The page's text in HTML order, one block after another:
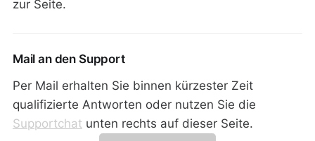
zur Seite.
Mail an den Support
Per Mail erhalten Sie binnen kürzester Zeit
qualifizierte Antworten oder nutzen Sie die
Supportchat unten rechts auf dieser Seite.